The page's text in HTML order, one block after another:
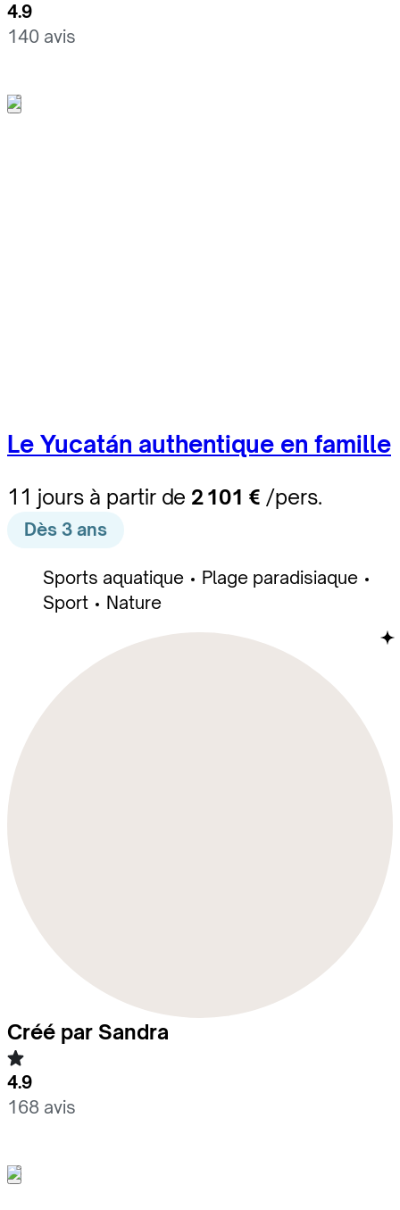
4.9
140 avis
Le Yucatán authentique en famille
11 jours à partir de 2 101 € /pers.
Dès 3 ans
Sports aquatique
Plage paradisiaque
Sport
Nature
Créé par Sandra
4.9
168 avis